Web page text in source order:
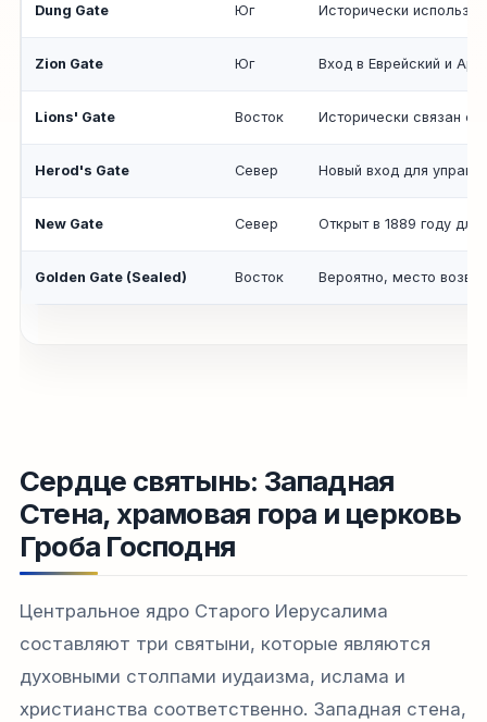
Dung Gate Юг Исторически
Zion Gate Юг Вход в Еврейский и
Lions' Gate Восток Исторически связан с
Herod's Gate Север Новый вход для
New Gate Север Открыт в 1889 году
Golden Gate (Sealed) Восток Вероятно, место
Сердце святынь: Западная
Стена, храмовая гора и церковь
Гроба Господня
Центральное ядро Старого Иерусалима
составляют три святыни, которые являются
духовными столпами иудаизма, ислама и
христианства соответственно. Западная стена,